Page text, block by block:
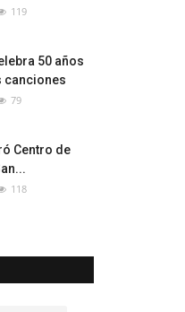
119
50 años
canciones
79
Centro de
118